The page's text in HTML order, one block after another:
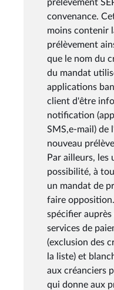
prélèvement
convenance.
moins contenir
prélèvement
que le nom du
du mandat
applications
client d'être
notification
SMS,e-mail) de
nouveau
Par ailleurs, les
possibilité, à
un mandat de
faire
spécifier
services de
(exclusion des
la liste) et
aux créanciers
qui donne aux